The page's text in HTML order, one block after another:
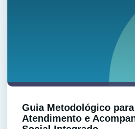
Guia Metodológico
Atendimento e